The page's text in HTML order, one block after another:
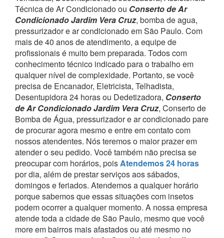
Técnica de Ar Condicionado ou Conserto de Ar
Condicionado Jardim Vera Cruz, bomba de agua,
pressurizador e ar condicionado em São Paulo. Com
mais de 40 anos de atendimento, a equipe de
profissionais é muito bem preparada. Todos com
conhecimento técnico indicado para o trabalho em
qualquer nível de complexidade. Portanto, se você
precisa de Encanador, Eletricista, Telhadista,
Desentupidora 24 horas ou Dedetizadora, Conserto
de Ar Condicionado Jardim Vera Cruz, Conserto de
Bomba de Água, pressurizador e ar condicionado pare
de procurar agora mesmo e entre em contato com
nossos atendentes. Nós teremos o maior prazer em
atender o seu pedido. Você também não precisa se
preocupar com horários, poisAtendemos 24 horas
por dia, além de prestar serviços aos sábados,
domingos e feriados. Atendemos a qualquer horário
porque sabemos que essas situações com insetos
podem ocorrer a qualquer momento. A nossa empresa
atende toda a cidade de São Paulo, mesmo que você
more em bairros mais afastados ou até mesmo no